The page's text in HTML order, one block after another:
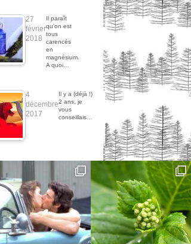
27
février
2018
Il paraît
qu'on est
tous
carencés
en
magnésium.
A quoi…
4
décembre
2017
Il y a (déjà !)
2 ans, je
vous
conseillais…